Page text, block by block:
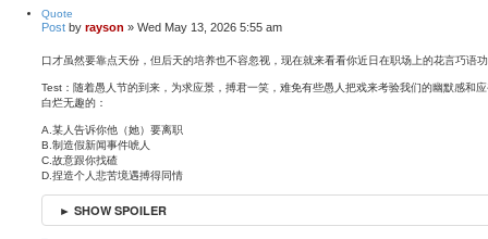
Quote
Post by rayson » Wed May 13, 2026 5:55 am
口才虽然要靠点天份，但后天的培养也不容忽视，现在就来看看你近日在职场上的花言巧语
Test：随着愚人节的到来，为求应景，搏君一笑，难免有些愚人把戏来考验我们的幽默感和
白烂无趣的：
A.某人告诉你他（她）要离职
B.制造假新闻事件唬人
C.故意跟你找碴
D.捏造个人悲苦境遇搏得同情
► SHOW SPOILER